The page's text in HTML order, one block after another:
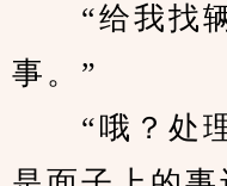
“给我找辆
事。”
“哦？处理